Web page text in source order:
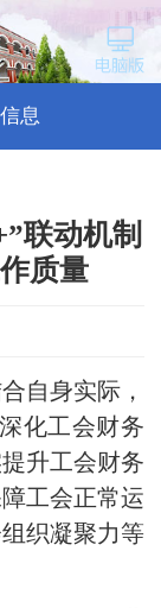
信息
联动机制
质量
自身实际，
化工会财务
升工会财务
工会正常运
织凝聚力等